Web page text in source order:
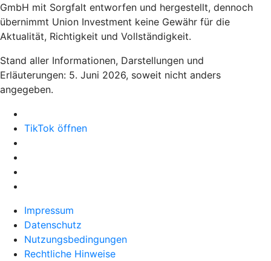
GmbH mit Sorgfalt entworfen und hergestellt, dennoch
übernimmt Union Investment keine Gewähr für die
Aktualität, Richtigkeit und Vollständigkeit.
Stand aller Informationen, Darstellungen und
Erläuterungen: 5. Juni 2026, soweit nicht anders
angegeben.
TikTok öffnen
Impressum
Datenschutz
Nutzungsbedingungen
Rechtliche Hinweise